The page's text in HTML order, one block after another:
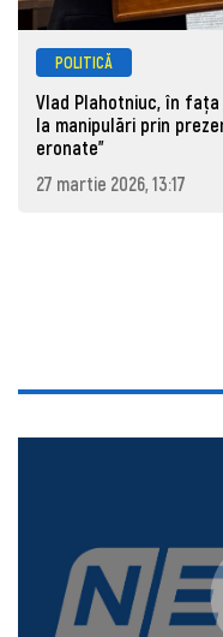
POLITICĂ
Vlad Plahotniuc, în
la manipulări prin
eronate"
27 martie 2026, 13:17